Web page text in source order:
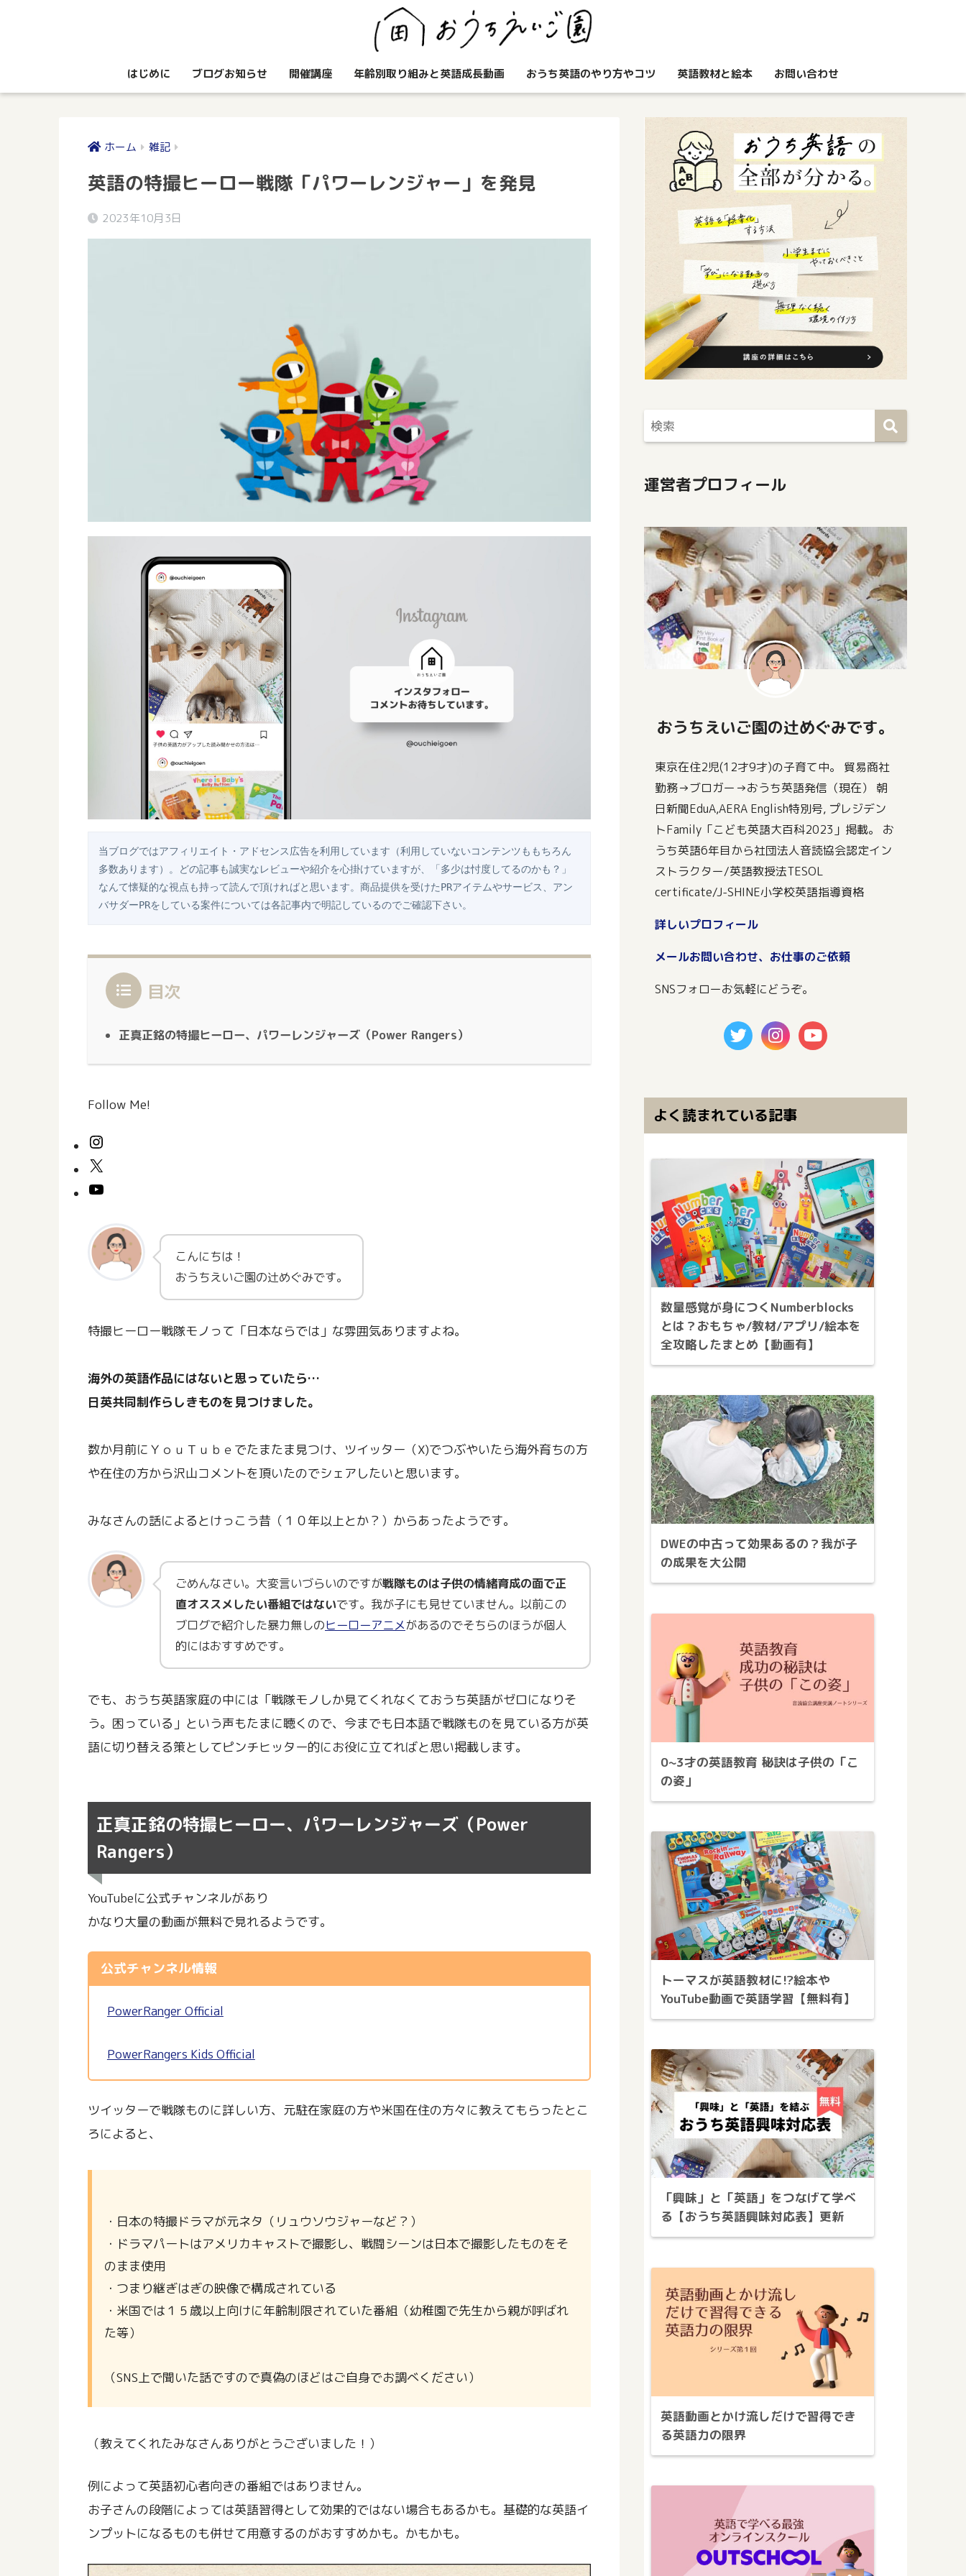
はじめに ブログお知らせ 開催講座 年齢別取り組みと英語成長動画 おうち英語のやり方やコツ 英語教材と絵本 お問い合わせ
ホーム 雑記
英語の特撮ヒーロー戦隊「パワーレンジャー」を発見
2023年10月3日
当ブログではアフィリエイト・アドセンス広告を利用しています（利用していないコンテンツももちろん
多数あります）。どの記事も誠実なレビューや紹介を心掛けていますが、「多少は忖度してるのかも？」
なんて懐疑的な視点も持って読んで頂ければと思います。商品提供を受けたPRアイテムやサービス、アン
バサダーPRをしている案件については各記事内で明記しているのでご確認下さい。
目次
正真正銘の特撮ヒーロー、パワーレンジャーズ（Power Rangers）
Follow Me!
こんにちは！
おうちえいご園の辻めぐみです。
特撮ヒーロー戦隊モノって「日本ならでは」な雰囲気ありますよね。
海外の英語作品にはないと思っていたら…
日英共同制作らしきものを見つけました。
数か月前にＹｏｕＴｕｂｅでたまたま見つけ、ツイッター（X)でつぶやいたら海外育ちの方
や在住の方から沢山コメントを頂いたのでシェアしたいと思います。
みなさんの話によるとけっこう昔（１０年以上とか？）からあったようです。
ごめんなさい。大変言いづらいのですが戦隊ものは子供の情緒育成の面で正
直オススメしたい番組ではないです。我が子にも見せていません。以前この
ブログで紹介した暴力無しのヒーローアニメがあるのでそちらのほうが個人
的にはおすすめです。
でも、おうち英語家庭の中には「戦隊モノしか見てくれなくておうち英語がゼロになりそ
う。困っている」という声もたまに聴くので、今までも日本語で戦隊ものを見ている方が英
語に切り替える策としてピンチヒッター的にお役に立てればと思い掲載します。
正真正銘の特撮ヒーロー、パワーレンジャーズ（Power
Rangers）
YouTubeに公式チャンネルがあり
かなり大量の動画が無料で見れるようです。
公式チャンネル情報
PowerRanger Official
PowerRangers Kids Official
ツイッターで戦隊ものに詳しい方、元駐在家庭の方や米国在住の方々に教えてもらったとこ
ろによると、
・日本の特撮ドラマが元ネタ（リュウソウジャーなど？）
・ドラマパートはアメリカキャストで撮影し、戦闘シーンは日本で撮影したものをそ
のまま使用
・つまり継ぎはぎの映像で構成されている
・米国では１５歳以上向けに年齢制限されていた番組（幼稚園で先生から親が呼ばれ
た等）
（SNS上で聞いた話ですので真偽のほどはご自身でお調べください）
（教えてくれたみなさんありがとうございました！）
例によって英語初心者向きの番組ではありません。
お子さんの段階によっては英語習得として効果的ではない場合もあるかも。基礎的な英語イ
ンプットになるものも併せて用意するのがおすすめかも。かもかも。
運営者プロフィール
おうちえいご園の辻めぐみです。
東京在住2児(12才9才)の子育て中。 貿易商社
勤務→ブロガー→おうち英語発信（現在） 朝
日新聞EduA,AERA English特別号, プレジデン
トFamily「こども英語大百科2023」掲載。 お
うち英語6年目から社団法人音読協会認定イン
ストラクター/英語教授法TESOL
certificate/J-SHINE小学校英語指導資格
詳しいプロフィール
メールお問い合わせ、お仕事のご依頼
SNSフォローお気軽にどうぞ。
よく読まれている記事
数量感覚が身につくNumberblocks
とは？おもちゃ/教材/アプリ/絵本を
全攻略したまとめ【動画有】
DWEの中古って効果あるの？我が子
の成果を大公開
0~3才の英語教育 秘訣は子供の「こ
の姿」
トーマスが英語教材に!?絵本や
YouTube動画で英語学習【無料有】
「興味」と「英語」をつなげて学べ
る【おうち英語興味対応表】更新
英語動画とかけ流しだけで習得でき
る英語力の限界